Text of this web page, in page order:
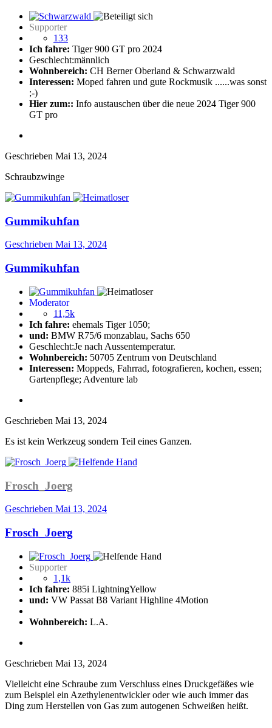
Supporter
133
Ich fahre: Tiger 900 GT pro 2024
Geschlecht:männlich
Wohnbereich: CH Berner Oberland & Schwarzwald
Interessen: Moped fahren und gute Rockmusik ......was sonst
;-)
Hier zum:: Info austauschen über die neue 2024 Tiger 900
GT pro
Geschrieben Mai 13, 2024
Schraubzwinge
Gummikuhfan
Geschrieben Mai 13, 2024
Gummikuhfan
Moderator
11,5k
Ich fahre: ehemals Tiger 1050;
und: BMW R75/6 monzablau, Sachs 650
Geschlecht:Je nach Aussentemperatur.
Wohnbereich: 50705 Zentrum von Deutschland
Interessen: Moppeds, Fahrrad, fotografieren, kochen, essen;
Gartenpflege; Adventure lab
Geschrieben Mai 13, 2024
Es ist kein Werkzeug sondern Teil eines Ganzen.
Frosch_Joerg
Geschrieben Mai 13, 2024
Frosch_Joerg
Supporter
1,1k
Ich fahre: 885i LightningYellow
und: VW Passat B8 Variant Highline 4Motion
Wohnbereich: L.A.
Geschrieben Mai 13, 2024
Vielleicht eine Schraube zum Verschluss eines Druckgefäßes wie
zum Beispiel ein Azethylenentwickler oder wie auch immer das
Ding zum Herstellen von Gas zum autogenen Schweißen heißt.